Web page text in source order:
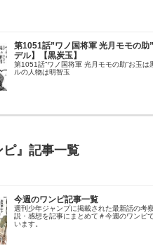
第1051話”ワノ国将軍 光月モモの助
デル】【黒炭玉】
第1051話”ワノ国将軍 光月モモの助”お玉は
ルの人物は明智玉
ピ』記事一覧
今週のワンピ記事一覧
週刊少年ジャンプに掲載された最新話の考
説・感想を記事にまとめて＃今週のワンピ
います。